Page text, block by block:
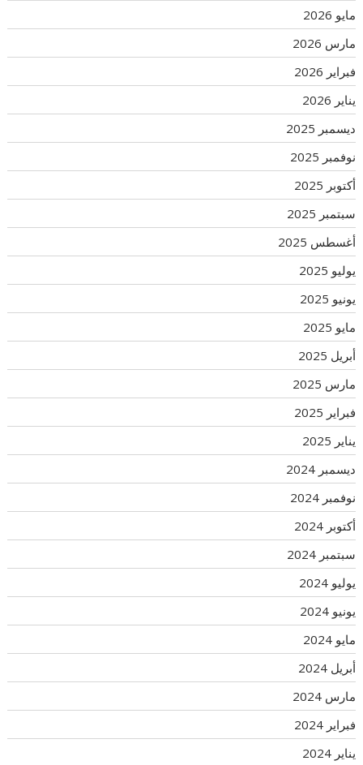
مايو 2026
مارس 2026
فبراير 2026
يناير 2026
ديسمبر 2025
نوفمبر 2025
أكتوبر 2025
سبتمبر 2025
أغسطس 2025
يوليو 2025
يونيو 2025
مايو 2025
أبريل 2025
مارس 2025
فبراير 2025
يناير 2025
ديسمبر 2024
نوفمبر 2024
أكتوبر 2024
سبتمبر 2024
يوليو 2024
يونيو 2024
مايو 2024
أبريل 2024
مارس 2024
فبراير 2024
يناير 2024